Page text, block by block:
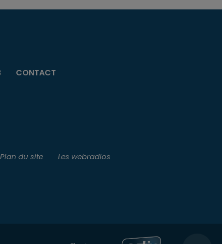
CONTACT
Plan du site Les webradios